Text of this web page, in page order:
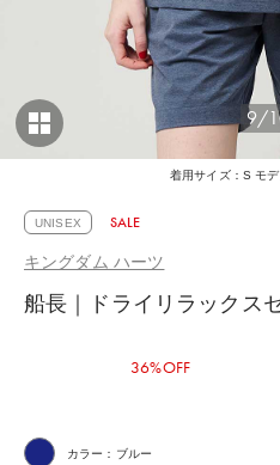
着用サイズ：S モ
9/
UNISEX SALE
キングダム ハーツ
船長｜ドライリラックス
36%OFF
カラー：ブルー